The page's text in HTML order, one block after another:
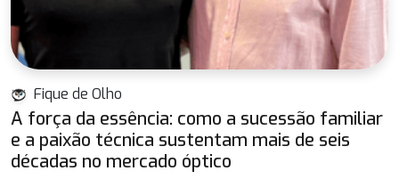
Fique de Olho
A força da essência: como a sucessão familiar
e a paixão técnica sustentam mais de seis
décadas no mercado óptico